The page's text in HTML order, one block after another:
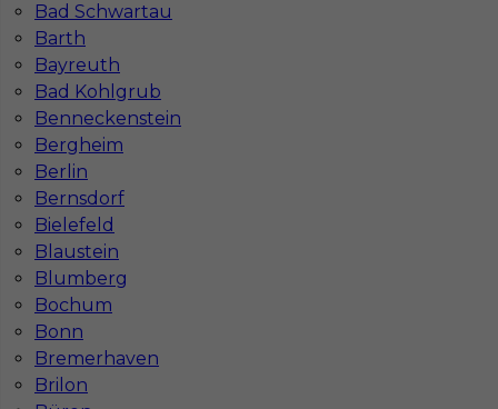
Bad Schwartau
Barth
Bayreuth
Bad Kohlgrub
Benneckenstein
Bergheim
Berlin
Bernsdorf
Bielefeld
Blaustein
Blumberg
Bochum
Bonn
Bremerhaven
Brilon
Znaleziono 1 wyników
Jak znaleźć pracę za granicą?
Czy praca Niemcy na budowie nadal się
opłaca przy obecnych kosztach życia?